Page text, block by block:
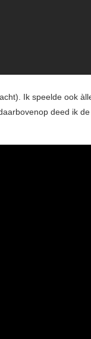
Ik speelde ook
deed ik